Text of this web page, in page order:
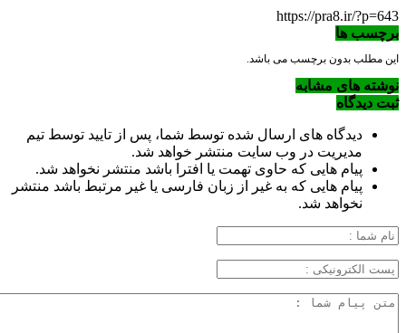
https://pra8.ir/?p=643
برچسب ها
این مطلب بدون برچسب می باشد.
نوشته های مشابه
ثبت دیدگاه
دیدگاه های ارسال شده توسط شما، پس از تایید توسط تیم
مدیریت در وب سایت منتشر خواهد شد.
پیام هایی که حاوی تهمت یا افترا باشد منتشر نخواهد شد.
پیام هایی که به غیر از زبان فارسی یا غیر مرتبط باشد منتشر
نخواهد شد.